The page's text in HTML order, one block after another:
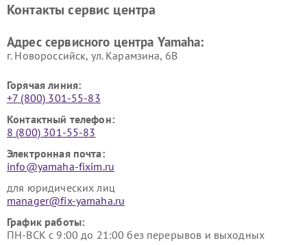
Yamaha
Yamaha
Контакты сервис центра
Адрес сервисного центра Yamaha:
г. Новороссийск, ул. Карамзина, 6В
Горячая линия:
+7 (800) 301-55-83
Контактный телефон:
8 (800) 301-55-83
Электронная почта:
info@yamaha-fixim.ru
для юридических лиц
manager@fix-yamaha.ru
График работы:
ПН-ВСК с 9:00 до 21:00 без перерывов и выходных